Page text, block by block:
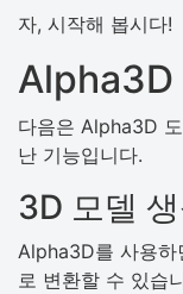
자, 시작해 봅시다!
Alpha3D
다음은 Alpha3D
난 기능입니다.
3D 모델
Alpha3D를 사용하
로 변환할 수 있습